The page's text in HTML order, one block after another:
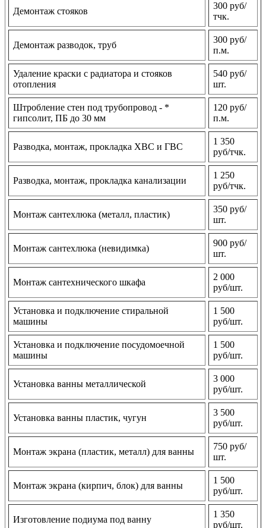
Демонтаж стояков
300 руб/
тчк.
Демонтаж разводок, труб
300 руб/
п.м.
Удаление краски с радиатора и стояков
отопления
540 руб/
шт.
Штробление стен под трубопровод - *
гипсолит, ПБ до 30 мм
120 руб/
п.м.
Разводка, монтаж, прокладка ХВС и ГВС
1 350
руб/тчк.
Разводка, монтаж, прокладка канализации
1 250
руб/тчк.
Монтаж сантехлюка (металл, пластик)
350 руб/
шт.
Монтаж сантехлюка (невидимка)
900 руб/
шт.
Монтаж сантехнического шкафа
2 000
руб/шт.
Установка и подключение стиральной
машины
1 500
руб/шт.
Установка и подключение посудомоечной
машины
1 500
руб/шт.
Установка ванны металлической
3 000
руб/шт.
Установка ванны пластик, чугун
3 500
руб/шт.
Монтаж экрана (пластик, металл) для ванны
750 руб/
шт.
Монтаж экрана (кирпич, блок) для ванны
1 500
руб/шт.
Изготовление подиума под ванну
1 350
руб/шт.